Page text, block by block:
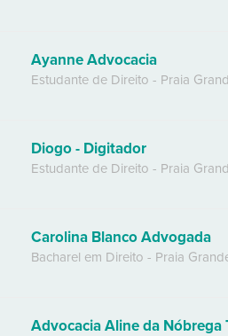
Ayanne Advocacia
Estudante de Direito - Praia
Diogo - Digitador
Estudante de Direito - Praia
Carolina Blanco Advogada
Bacharel em Direito - Praia
Advocacia Aline da Nóbrega